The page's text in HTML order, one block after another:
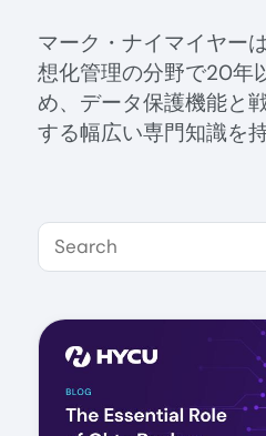
マーク・ナイマイヤー
想化管理の分野で20年
め、データ保護機能と
する幅広い専門知識を
Search